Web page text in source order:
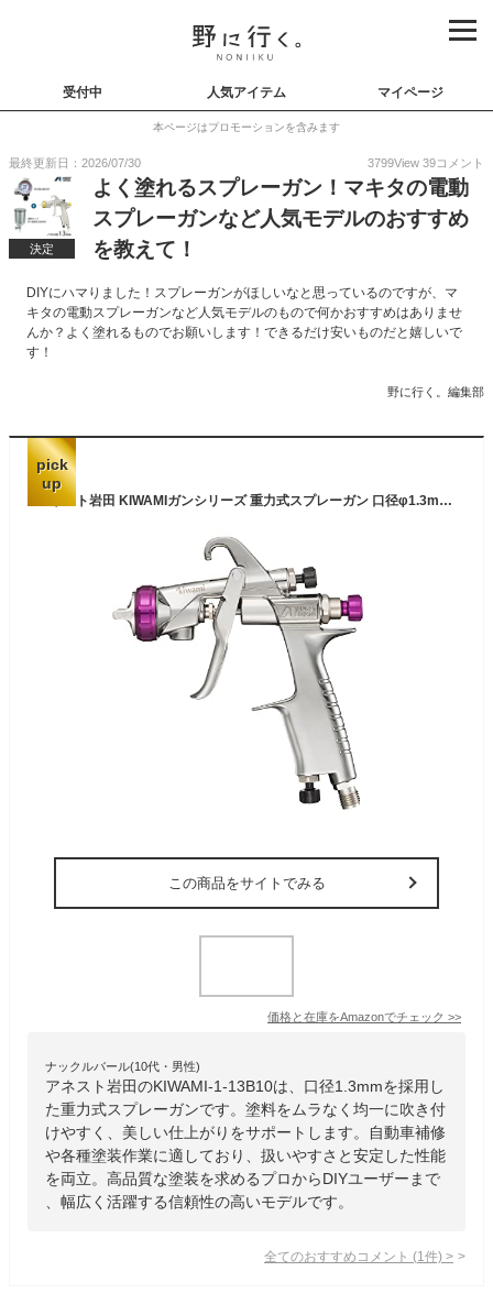
受付中 人気アイテム マイページ
本ページはプロモーションを含みます
最終更新日：2026/07/30 3799View 39コメント
決定
よく塗れるスプレーガン！マキタの電動
スプレーガンなど人気モデルのおすすめ
を教えて！
DIYにハマりました！スプレーガンがほしいなと思っているのですが、マ
キタの電動スプレーガンなど人気モデルのもので何かおすすめはありませ
んか？よく塗れるものでお願いします！できるだけ安いものだと嬉しいで
す！
野に行く。編集部
pick
up
アネスト岩田 KIWAMIガンシリーズ 重力式スプレーガン 口径φ1.3mm KIWAMI-1-13B10 シルバー
この商品をサイトでみる
価格と在庫をAmazonでチェック >>
ナックルバール(10代・男性)
アネスト岩田のKIWAMI-1-13B10は、口径1.3mmを採用し
た重力式スプレーガンです。塗料をムラなく均一に吹き付
けやすく、美しい仕上がりをサポートします。自動車補修
や各種塗装作業に適しており、扱いやすさと安定した性能
を両立。高品質な塗装を求めるプロからDIYユーザーまで
、幅広く活躍する信頼性の高いモデルです。
全てのおすすめコメント (1 件) >